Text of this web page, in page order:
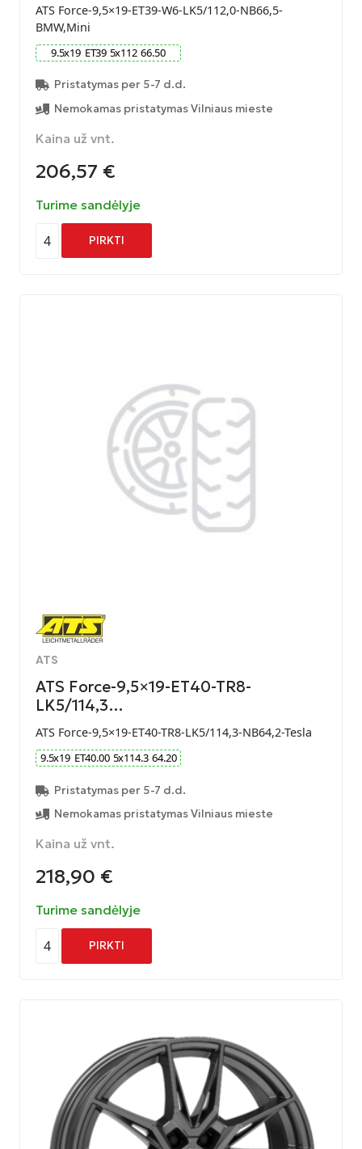
ATS Force-9,5×19-ET39-W6-LK5/112,0-NB66,5-
BMW,Mini
9.5x19 ET39 5x112 66.50
Pristatymas per 5-7 d.d.
Nemokamas pristatymas Vilniaus mieste
Kaina už vnt.
206,57 €
Turime sandėlyje
4 PIRKTI
ATS
ATS Force-9,5×19-ET40-TR8-
LK5/114,3…
ATS Force-9,5×19-ET40-TR8-LK5/114,3-NB64,2-Tesla
9.5x19 ET40.00 5x114.3 64.20
Pristatymas per 5-7 d.d.
Nemokamas pristatymas Vilniaus mieste
Kaina už vnt.
218,90 €
Turime sandėlyje
4 PIRKTI